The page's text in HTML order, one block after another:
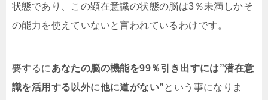
状態であり、この顕在意識の状態の脳は3％未満しかそ
の能力を使えていないと言われているわけです。
要するに あなたの脳の機能を99％引き出すには”潜在意
識を活用する以外に他に道がない”という事になりま